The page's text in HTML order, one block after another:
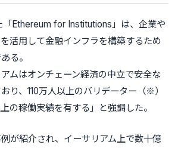
「Ethereum for Institutions」は、企業や
活用して金融インフラを構築するため
る。
ムはオンチェーン経済の中立で安全な
り、110万人以上のバリデーター（※）
の稼働実績を有する」と強調した。
が紹介され、イーサリアム上で数十億